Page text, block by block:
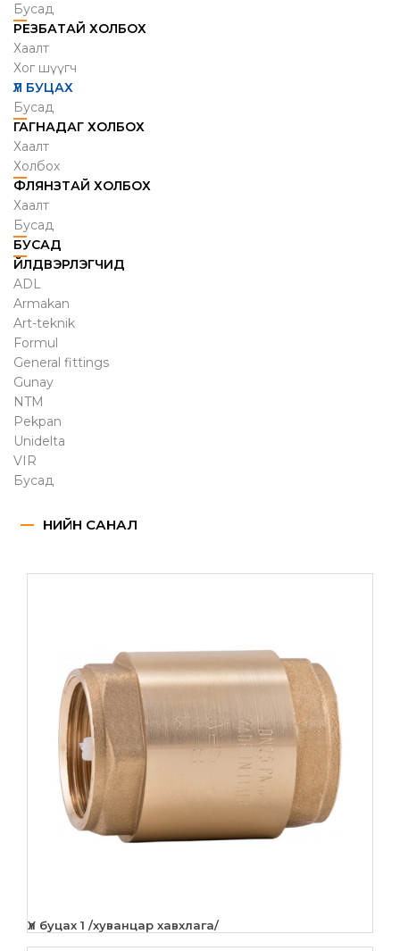
Бусад
РЕЗБАТАЙ ХОЛБОХ
Хаалт
Хог шүүгч
ҮЛ БУЦАХ
Бусад
ГАГНАДАГ ХОЛБОХ
Хаалт
Холбох
ФЛЯНЗТАЙ ХОЛБОХ
Хаалт
Бусад
БУСАД
ҮЙЛДВЭРЛЭГЧИД
ADL
Armakan
Art-teknik
Formul
General fittings
Gunay
NTM
Pekpan
Unidelta
VIR
Бусад
ҮНИЙН САНАЛ
Үл буцах 1 /хуванцар хавхлага/